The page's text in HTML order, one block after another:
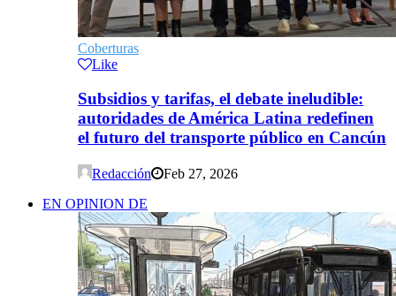
Coberturas
Like
Subsidios y tarifas, el debate ineludible:
autoridades de América Latina redefinen
el futuro del transporte público en Cancún
Redacción
Feb 27, 2026
EN OPINION DE